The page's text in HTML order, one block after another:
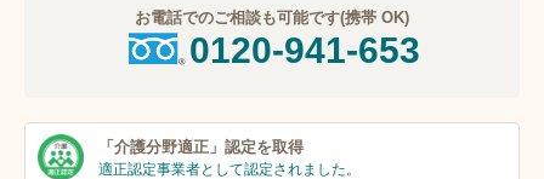
お電話でのご相談も可能です(携帯 OK)
0120-941-653
「介護分野適正」 認定を取得
適正認定事業者として認定されました。